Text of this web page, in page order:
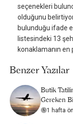
seçenekleri
olduğunu
bulunduğu ifade
listesindeki 13
konaklamanın en
Benzer Yazılar
Butik
Gereken
1 hafta